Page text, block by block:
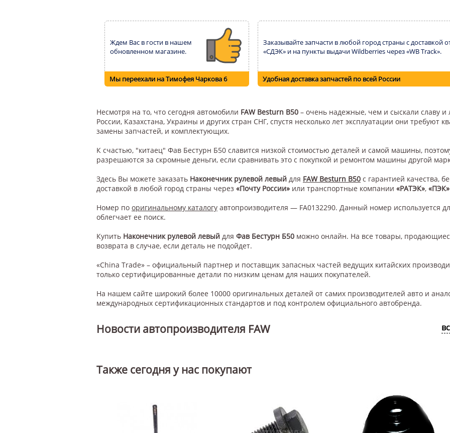
Ждем Вас в гости в нашем
обновленном магазине.
Мы переехали на Тимофея Чаркова 6
Заказывайте запчасти в любой город страны с доставкой
«СДЭК» и на пункты выдачи Wildberries через «WB Track».
Удобная доставка запчастей по всей России
Несмотря на то, что сегодня автомобили FAW Besturn B50 – очень надежные, чем и сыскали славу и
России, Казахстана, Украины и других стран СНГ, спустя несколько лет эксплуатации они требуют
замены запчастей, и комплектующих.
К счастью, "китаец" Фав Бестурн Б50 славится низкой стоимостью деталей и самой машины,
разрешаются за скромные деньги, если сравнивать это с покупкой и ремонтом машины другой
Здесь Вы можете заказать Наконечник рулевой левый для FAW Besturn B50 с гарантией качества,
доставкой в любой город страны через «Почту России» или транспортные компании «РАТЭК», «ПЭК»
Номер по оригинальному каталогу автопроизводителя — FA0132290. Данный номер используется
облегчает ее поиск.
Купить Наконечник рулевой левый для Фав Бестурн Б50 можно онлайн. На все товары,
возврата в случае, если деталь не подойдет.
«China Trade» – официальный партнер и поставщик запасных частей ведущих китайских
только сертифицированные детали по низким ценам для наших покупателей.
На нашем сайте широкий более 10000 оригинальных деталей от самих производителей авто и
международных сертификационных стандартов и под контролем официального автобренда.
Новости автопроизводителя FAW
Также сегодня у нас покупают